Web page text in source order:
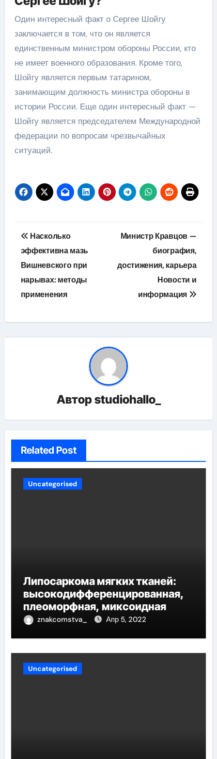
Один интересный факт о Сергее Шойгу
заключается в том, что он является
единственным министром обороны России, кто
не имеет военного образования. Кроме того,
Шойгу является первым татарином,
занимающим должность министра обороны в
истории России. Еще один интересный факт —
Шойгу является председателем Международной
федерации по вопросам чрезвычайных
ситуаций.
Навигация
по
записям
Насколько
эффективна мазь
Вишневского при
нарывах: методы
применения
Министр Кравцов —
биография,
достижения, карьера
Новости и
информация
Авторstudiohallo_
Related Post
Uncategorised
Липосаркома мягких тканей:
высокодифференцированная,
плеоморфная, миксоидная
znakcomstva_ Апр 5, 2022
Uncategorised